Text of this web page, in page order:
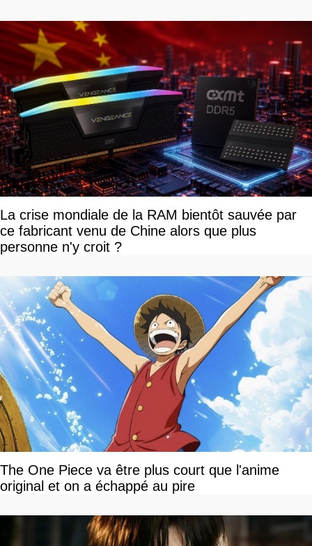
La crise mondiale de la RAM bientôt sauvée par
ce fabricant venu de Chine alors que plus
personne n'y croit ?
The One Piece va être plus court que l'anime
original et on a échappé au pire